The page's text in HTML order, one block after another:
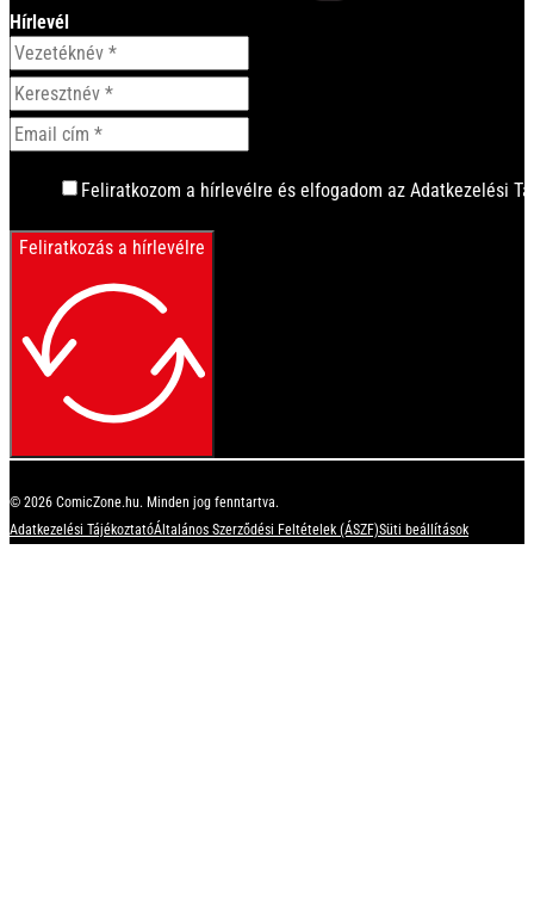
Hírlevél
Feliratkozom a hírlevélre és elfogadom az Adatkezelési
Feliratkozás a hírlevélre
© 2026 ComicZone.hu. Minden jog fenntartva.
Adatkezelési TájékoztatóÁltalános Szerződési Feltételek (ÁSZF)Süti beállítások